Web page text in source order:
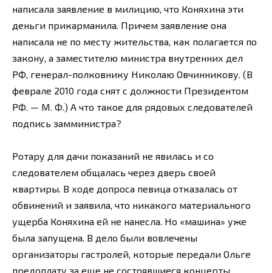
написала заявление в милицию, что Коняхина эти
деньги прикарманила. Причем заявление она
написала не по месту жительства, как полагается по
закону, а заместителю министра внутренних дел
РФ, генерал-полковнику Николаю Овчинникову. (В
феврале 2010 года снят с должности Президентом
РФ. — М. Ф.) А что такое для рядовых следователей
подпись замминистра?
Ротару для дачи показаний не явилась и со
следователем общалась через дверь своей
квартиры. В ходе допроса певица отказалась от
обвинений и заявила, что никакого материального
ущерба Коняхина ей не нанесла. Но «машина» уже
была запущена. В дело были вовлечены
организаторы гастролей, которые передали Ольге
предоплату за еще не состоявшиеся концерты